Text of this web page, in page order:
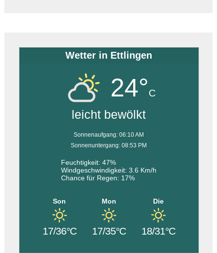
Wetter in Ettlingen
24°C
leicht bewölkt
Sonnenaufgang: 06:10 AM
Sonnenuntergang: 08:53 PM
Feuchtigkeit: 47%
Windgeschwindigkeit: 3.6 Km/h
Chance für Regen: 17%
Son
17/36°C
Mon
17/35°C
Die
18/31°C